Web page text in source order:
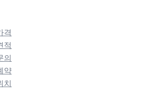
격
적
의
약
치